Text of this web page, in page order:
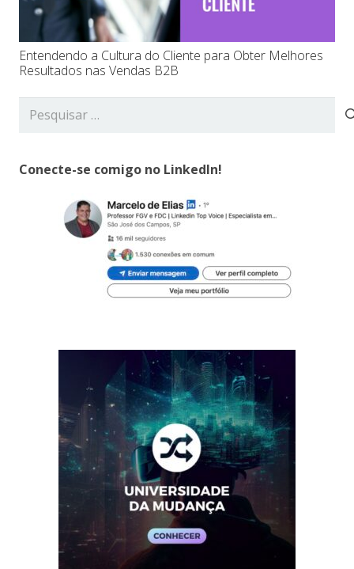
Entendendo a Cultura do Cliente para Obter Melhores
Resultados nas Vendas B2B
Pesquisar
Conecte-se comigo no LinkedIn!